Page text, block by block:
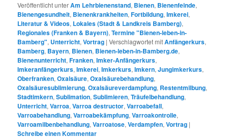
Veröffentlicht unterAm Lehrbienenstand, Bienen, Bienenfeinde,
Bienengesundheit, Bienenkrankheiten,Fortbildung,Imkerei,
Literatur & Videos, Lokales (Stadt & Landkreis Bamberg),
Regionales (Franken & Bayern),Termine "Bienen-leben-in-
Bamberg", Unterricht,Vortrag |Verschlagwortet mitAnfängerkurs,
Bamberg, Bayern, Bienen, Bienen-leben-in-Bamberg.de,
Bienenunterricht,Franken,Imker-Anfängerkurs,
Imkeranfängerkurs,Imkerei,Imkerkurs,Imkern,Jungimkerkurs,
Oberfranken,Oxalsäure,Oxalsäurebehandlung,
Oxalsäuresublimierung,Oxalsäureverdampfung, Restentmilbung,
Stadtimkern,Sublimation,Sublimieren,Träufelbehandlung,
Unterricht,Varroa,Varroa destructor,Varroabefall,
Varroabehandlung,Varroabekämpfung,Varroakontrolle,
Varroamilbenbehandlung,Varroatose,Verdampfen,Vortrag |
Schreibe einen Kommentar